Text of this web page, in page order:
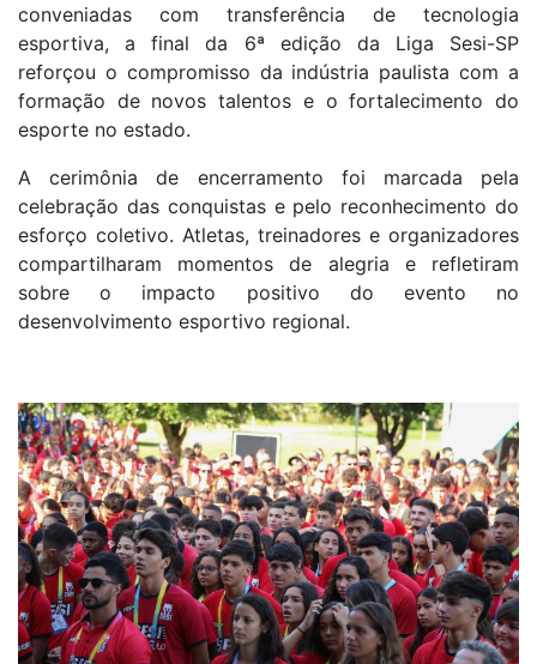
conveniadas com transferência de tecnologia
esportiva, a final da 6ª edição da Liga Sesi-SP
reforçou o compromisso da indústria paulista com a
formação de novos talentos e o fortalecimento do
esporte no estado.
A cerimônia de encerramento foi marcada pela
celebração das conquistas e pelo reconhecimento do
esforço coletivo. Atletas, treinadores e organizadores
compartilharam momentos de alegria e refletiram
sobre o impacto positivo do evento no
desenvolvimento esportivo regional.